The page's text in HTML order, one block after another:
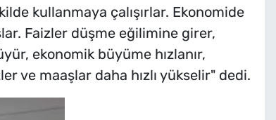
kullanmaya çalışırlar. Ekonomide
Faizler düşme eğilimine girer,
ekonomik büyüme hızlanır,
ve maaşlar daha hızlı yükselir" dedi.